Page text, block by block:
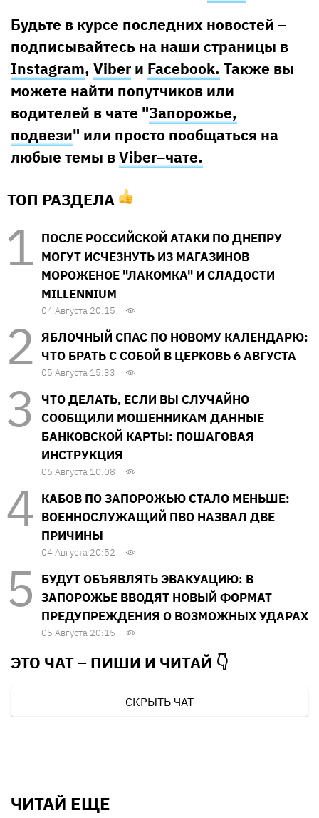
Будьте в курсе последних новостей –
подписывайтесь на наши страницы в
Instagram, Viber и Facebook. Также вы
можете найти попутчиков или
водителей в чате "Запорожье,
подвези" или просто пообщаться на
любые темы вViber–чате.
ТОП РАЗДЕЛА
ПОСЛЕ РОССИЙСКОЙ АТАКИ ПО ДНЕПРУ
МОГУТ ИСЧЕЗНУТЬ ИЗ МАГАЗИНОВ
МОРОЖЕНОЕ "ЛАКОМКА" И СЛАДОСТИ
MILLENNIUM
04 Августа 20:15
ЯБЛОЧНЫЙ СПАС ПО НОВОМУ КАЛЕНДАРЮ:
ЧТО БРАТЬ С СОБОЙ В ЦЕРКОВЬ 6 АВГУСТА
05 Августа 15:33
ЧТО ДЕЛАТЬ, ЕСЛИ ВЫ СЛУЧАЙНО
СООБЩИЛИ МОШЕННИКАМ ДАННЫЕ
БАНКОВСКОЙ КАРТЫ: ПОШАГОВАЯ
ИНСТРУКЦИЯ
06 Августа 10:08
КАБОВ ПО ЗАПОРОЖЬЮ СТАЛО МЕНЬШЕ:
ВОЕННОСЛУЖАЩИЙ ПВО НАЗВАЛ ДВЕ
ПРИЧИНЫ
04 Августа 20:52
БУДУТ ОБЪЯВЛЯТЬ ЭВАКУАЦИЮ: В
ЗАПОРОЖЬЕ ВВОДЯТ НОВЫЙ ФОРМАТ
ПРЕДУПРЕЖДЕНИЯ О ВОЗМОЖНЫХ УДАРАХ
05 Августа 20:15
ЭТО ЧАТ – ПИШИ И ЧИТАЙ 👇
СКРЫТЬ ЧАТ
ЧИТАЙ ЕЩЕ